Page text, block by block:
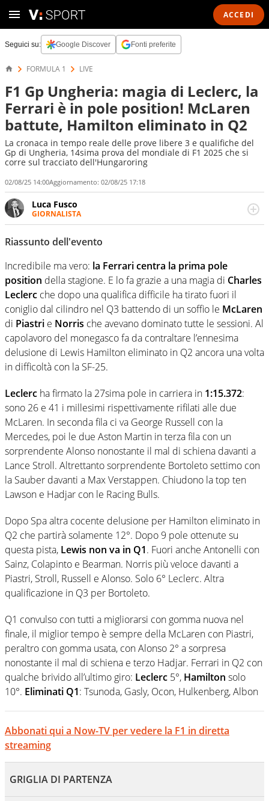
ACCEDI
Seguici su: Google Discover Fonti preferite
FORMULA 1 LIVE
F1 Gp Ungheria: magia di Leclerc, la
Ferrari è in pole position! McLaren
battute, Hamilton eliminato in Q2
La cronaca in tempo reale delle prove libere 3 e qualifiche del
Gp di Ungheria, 14sima prova del mondiale di F1 2025 che si
corre sul tracciato dell'Hungaroring
02/08/25 14:00Aggiornamento: 02/08/25 17:18
Luca Fusco
GIORNALISTA
Giornalista multimediale. Quando si accendono i motori,
lui sgasa, impenna, derapa. E spesso e volentieri finisce
sul podio
Riassunto dell'evento
Incredibile ma vero: la Ferrari centra la prima pole
position della stagione. E lo fa grazie a una magia di Charles
Leclerc che dopo una qualifica difficile ha tirato fuori il
coniglio dal cilindro nel Q3 battendo di un soffio le McLaren
di Piastri e Norris che avevano dominato tutte le sessioni. Al
capolavoro del monegasco fa da contraltare l’ennesima
delusione di Lewis Hamilton eliminato in Q2 ancora una volta
in difficoltà con la SF-25.
Leclerc ha firmato la 27sima pole in carriera in 1:15.372:
sono 26 e 41 i millesimi rispettivamente rifilati alle due
McLaren. In seconda fila ci va George Russell con la
Mercedes, poi le due Aston Martin in terza fila con un
sorprendente Alonso nonostante il mal di schiena davanti a
Lance Stroll. Altrettanto sorprendente Bortoleto settimo con
la Sauber davanti a Max Verstappen. Chiudono la top ten
Lawson e Hadjar con le Racing Bulls.
Dopo Spa altra cocente delusione per Hamilton eliminato in
Q2 che partirà solamente 12°. Dopo 9 pole ottenute su
questa pista, Lewis non va in Q1. Fuori anche Antonelli con
Sainz, Colapinto e Bearman. Norris più veloce davanti a
Piastri, Stroll, Russell e Alonso. Solo 6° Leclerc. Altra
qualificazione in Q3 per Bortoleto.
Q1 convulso con tutti a migliorarsi con gomma nuova nel
finale, il miglior tempo è sempre della McLaren con Piastri,
peraltro con gomma usata, con Alonso 2° a sorpresa
nonostante il mal di schiena e terzo Hadjar. Ferrari in Q2 con
qualche brivido all’ultimo giro: Leclerc 5°, Hamilton solo
10°. Eliminati Q1: Tsunoda, Gasly, Ocon, Hulkenberg, Albon
Abbonati qui a Now-TV per vedere la F1 in diretta
streaming
GRIGLIA DI PARTENZA